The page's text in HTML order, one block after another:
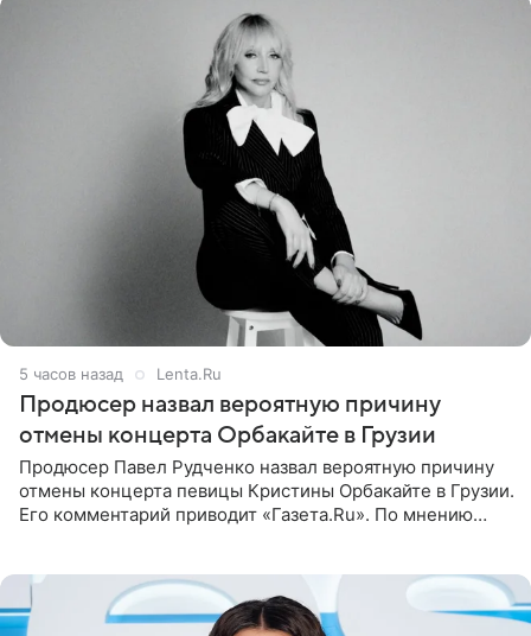
5 часов назад Lenta.Ru
Продюсер назвал вероятную причину
отмены концерта Орбакайте в Грузии
Продюсер Павел Рудченко назвал вероятную причину
отмены концерта певицы Кристины Орбакайте в Грузии.
Его комментарий приводит «Газета.Ru». По мнению